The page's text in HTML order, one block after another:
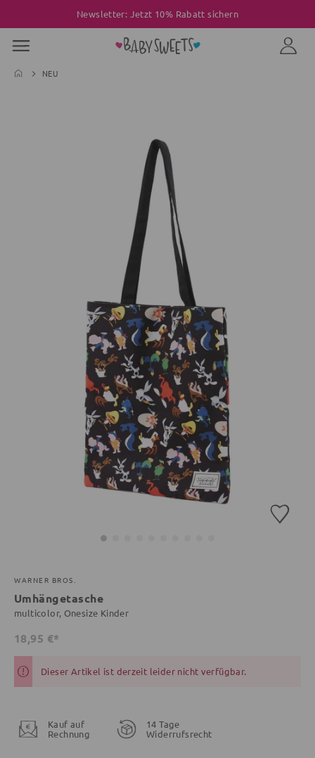
Newsletter: Jetzt 10% Rabatt sichern
NEU
WARNER BROS.
Umhängetasche
multicolor, Onesize Kinder
18,95 €*
Dieser Artikel ist derzeit leider nicht verfügbar.
Kauf auf
Rechnung
14 Tage
Widerrufsrecht